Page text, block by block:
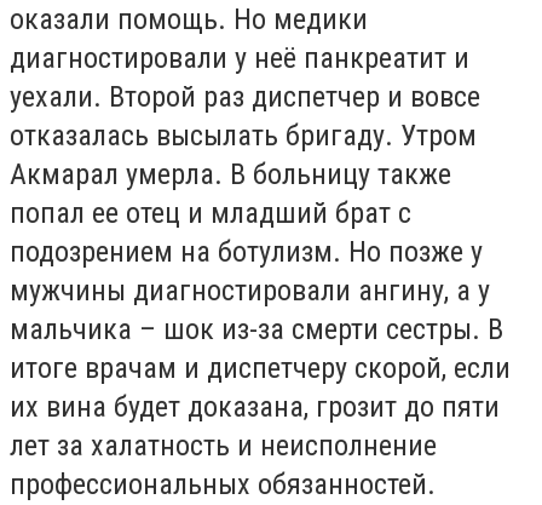
оказали помощь. Но медики
диагностировали у неё панкреатит и
уехали. Второй раз диспетчер и вовсе
отказалась высылать бригаду. Утром
Акмарал умерла. В больницу также
попал ее отец и младший брат с
подозрением на ботулизм. Но позже у
мужчины диагностировали ангину, а у
мальчика – шок из-за смерти сестры. В
итоге врачам и диспетчеру скорой, если
их вина будет доказана, грозит до пяти
лет за халатность и неисполнение
профессиональных обязанностей.